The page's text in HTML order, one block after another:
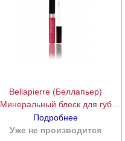
Bellapierre (Беллапьер)
Минеральный блеск для губ
(Super Lip Gloss), 9 мл.
подробнее
Подробнее
Уже не производится